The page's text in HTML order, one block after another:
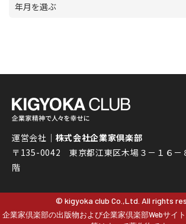
年月を選ぶ
運営会社｜ 株式会社企業家倶楽部
〒135-0042 東京都江東区木場３－１６－
階
© kigyoka club Co.,Ltd. All rights
企業家倶楽部の出版物および企業家倶楽部Webサイ